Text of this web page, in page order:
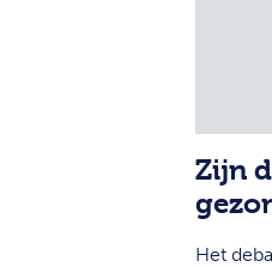
Zijn
Het